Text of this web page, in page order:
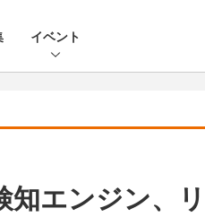
イベント
知エンジン、